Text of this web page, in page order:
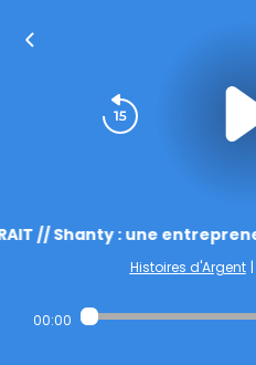
// Shanty : une
Histoires d'Argent |
00:00